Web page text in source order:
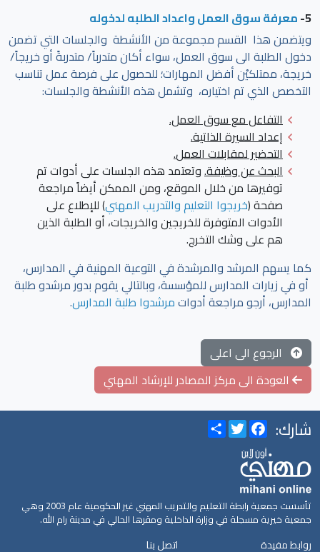
5- معرفة سوق العمل واعداد الطلبه لدخوله
ويتضمن هذا القسم مجموعة من الأنشطة والجلسات التي تضمن
دخول الطلبة الى سوق العمل، سواء أكان متدرباً/ متدربةً أو خريجاً/
خريجة، ممتلكيْن أفضل المهارات؛ للحصول على فرصة عمل تناسب
التخصص الذي تم اختياره، وتشمل هذه الأنشطة والجلسات:
التفاعل مع سوق العمل.
إعداد السيرة الذاتية.
التحضير لمقابلات العمل.
البحث عن وظيفة.وتعتمد هذه الجلسات على أدوات تم
توفيرها من خلال الموقع، ومن الممكن أيضاً مراجعة
صفحة(خريجوا التعليم والتدريب المهني) للإطلاع على
الأدوات المتوفرة للخريجين والخريجات، أو الطلبة الذين
هم على وشك التخرج.
كما يسهم المرشد والمرشدة في التوعية المهنية في المدارس،
أو في زيارات المدارس للمؤسسة، وبالتالي يقوم بدور مرشدو طلبة
المدارس، أرجو مراجعة أدواتمرشدوا طلبة المدارس.
الرجوع الى اعلى
العودة الى مركز المصادر للإرشاد المهني
شارك: ShareTwitterFacebook
تأسست جمعية رابطة التعليم والتدريب المهني غير الحكومية عام 2003 وهي
جمعية خيرية مسجلة في وزارة الداخلية ومقرها الحالي في مدينة رام الله.
روابط مفيدة اتصل بنا